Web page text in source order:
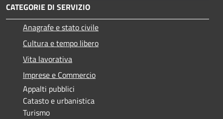
CATEGORIE DI SERVIZIO
Anagrafe e stato civile
Cultura e tempo libero
Vita lavorativa
Imprese e Commercio
Appalti pubblici
Catasto e urbanistica
Turismo